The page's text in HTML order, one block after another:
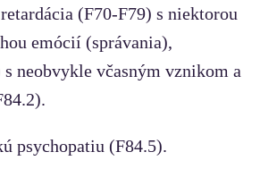
(F70-F79) s niektorou
emócií (správania),
neobvykle včasným vznikom a
psychopatiu (F84.5).